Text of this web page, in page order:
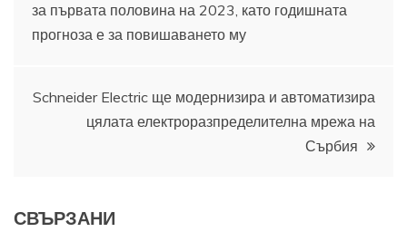
за първата половина на 2023, като годишната
прогноза е за повишаването му
Schneider Electric ще модернизира и автоматизира
цялата електроразпределителна мрежа на
Сърбия
СВЪРЗАНИ